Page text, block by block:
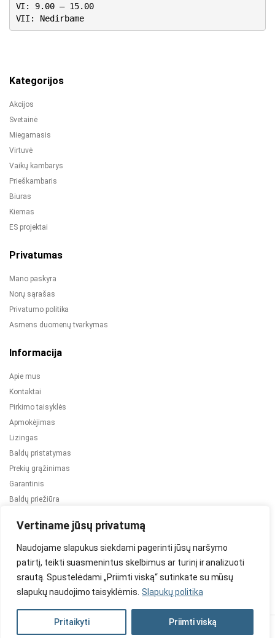
Vertiname jūsų privatumą
Naudojame slapukus siekdami pagerinti jūsų naršymo
patirtį, teikti suasmenintus skelbimus ar turinį ir analizuoti
srautą. Spustelėdami „Priimti viską“ sutinkate su mūsų
slapukų naudojimo taisyklėmis. Slapukų politika
Pritaikyti Priimti viską
VI: 9.00 – 15.00
VII: Nedirbame
Kategorijos
Akcijos
Svetainė
Miegamasis
Virtuvė
Vaikų kambarys
Prieškambaris
Biuras
Kiemas
ES projektai
Privatumas
Mano paskyra
Norų sąrašas
Privatumo politika
Asmens duomenų tvarkymas
Informacija
Apie mus
Kontaktai
Pirkimo taisyklės
Apmokėjimas
Lizingas
Baldų pristatymas
Prekių grąžinimas
Garantinis
Baldų priežiūra
2024 © Visos teisės saugomos. Be TauBaldai.lt sutikimo draudžiama
Asmens duomenų tvarkymas Privatumo politika